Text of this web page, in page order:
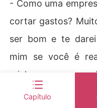
- Como uma
cortar gastos?
ser bom e te
mim se você é
minha
mercadovamos
Capítulo